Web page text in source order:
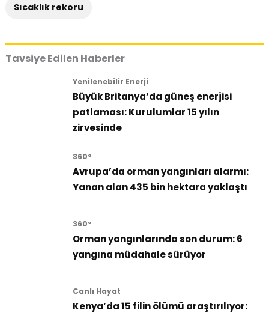
Sıcaklık rekoru
Tavsiye Edilen Haberler
Yenilenebilir Enerji
Büyük Britanya’da güneş enerjisi
patlaması: Kurulumlar 15 yılın
zirvesinde
360°
Avrupa’da orman yangınları alarmı:
Yanan alan 435 bin hektara yaklaştı
360°
Orman yangınlarında son durum: 6
yangına müdahale sürüyor
Canlı Hayat
Kenya’da 15 filin ölümü araştırılıyor: